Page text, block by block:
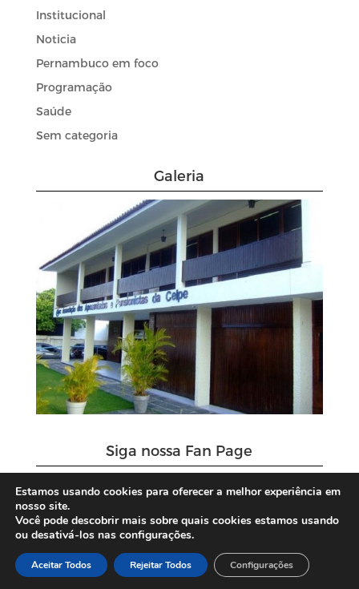
Institucional
Noticia
Pernambuco em foco
Programação
Saúde
Sem categoria
Galeria
Siga nossa Fan Page
Estamos usando cookies para oferecer a melhor experiência em
nosso site.
Você pode descobrir mais sobre quais cookies estamos usando
ou desativá-los nas configurações.
Aceitar Todos Rejeitar Todos Configurações